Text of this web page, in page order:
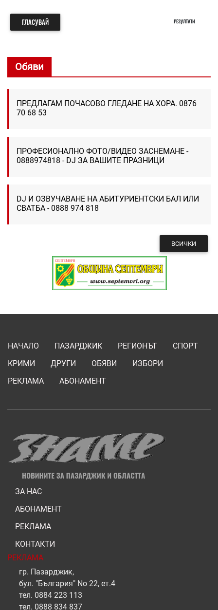
ГЛАСУВАЙ РЕЗУЛТАТИ
Обяви
ПРЕДЛАГАМ ПОЧАСОВО ГЛЕДАНЕ НА ХОРА. 0876
70 68 53
ПРОФЕСИОНАЛНО ФОТО/ВИДЕО ЗАСНЕМАНЕ -
0888974818 - DJ ЗА ВАШИТЕ ПРАЗНИЦИ
DJ И ОЗВУЧАВАНЕ НА АБИТУРИЕНТСКИ БАЛ ИЛИ
СВАТБА - 0888 974 818
ВСИЧКИ
НАЧАЛО ПАЗАРДЖИК РЕГИОНЪТ
СПОРТ
КРИМИ
ДРУГИ ОБЯВИ
ИЗБОРИ
РЕКЛАМА
АБОНАМЕНТ
ЗА НАС
АБОНАМЕНТ
РЕКЛАМА
КОНТАКТИ
РЕКЛАМА
гр. Пазарджик,
бул. "България" No 22, ет.4
тел. 0884 223 113
тел. 0888 834 837